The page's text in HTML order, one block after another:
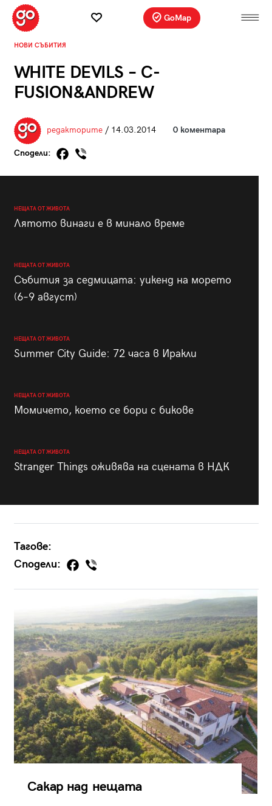
GoMap
НОВИ СЪБИТИЯ
WHITE DEVILS – C-
FUSION&ANDREW
редакторите/ 14.03.2014 0 коментара
Сподели:
НЕЩАТА ОТ ЖИВОТА
Лятото винаги е в минало време
НЕЩАТА ОТ ЖИВОТА
Събития за седмицата: уикенд на морето
(6–9 август)
НЕЩАТА ОТ ЖИВОТА
Summer City Guide: 72 часа в Иракли
НЕЩАТА ОТ ЖИВОТА
Момичето, което се бори с бикове
НЕЩАТА ОТ ЖИВОТА
Stranger Things оживява на сцената в НДК
Тагове:
Сподели:
Сакар над нещата